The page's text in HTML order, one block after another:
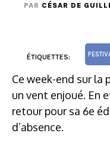
PAR CÉSAR DE
ÉTIQUETTES:
Ce week-end sur la
un vent enjoué. En
retour pour sa 6e
d’absence.